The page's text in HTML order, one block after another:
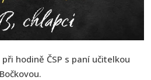
hodině ČSP s paní učitelkou
Bočkovou.